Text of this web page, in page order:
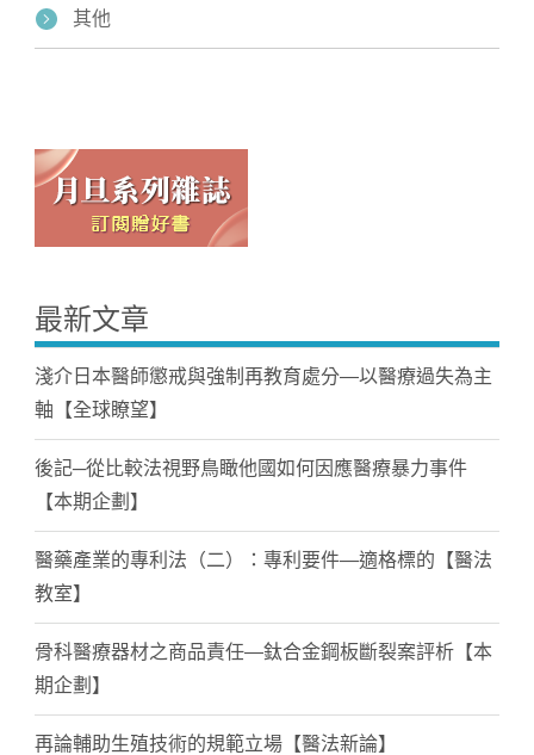
其他
最新文章
淺介日本醫師懲戒與強制再教育處分—以醫療過失為主
軸【全球瞭望】
後記─從比較法視野鳥瞰他國如何因應醫療暴力事件
【本期企劃】
醫藥產業的專利法（二）：專利要件—適格標的【醫法
教室】
骨科醫療器材之商品責任—鈦合金鋼板斷裂案評析【本
期企劃】
再論輔助生殖技術的規範立場【醫法新論】